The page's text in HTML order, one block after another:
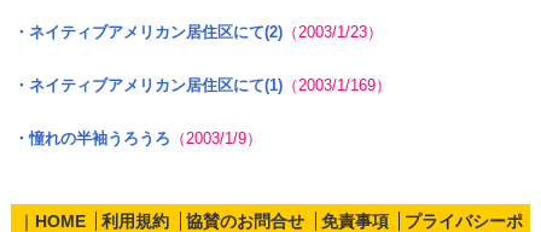
・ネイティブアメリカン居住区にて(2)（2003/1/23）
・ネイティブアメリカン居住区にて(1)（2003/1/169）
・憧れの半袖うろうろ （2003/1/9）
｜ HOME 利用規約 協賛のお問合せ 免責事項
プライバシーポ